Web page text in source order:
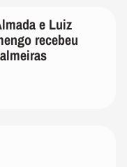
e Luiz
recebeu